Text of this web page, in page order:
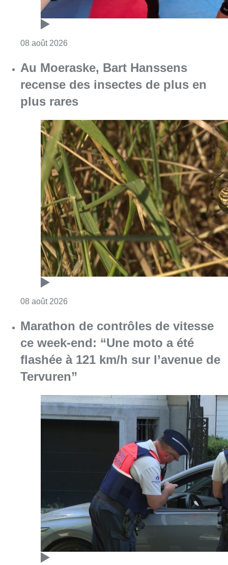
08 août 2026
Au Moeraske, Bart Hanssens
recense des insectes de plus en
plus rares
08 août 2026
Marathon de contrôles de vitesse
ce week-end: “Une moto a été
flashée à 121 km/h sur l’avenue de
Tervuren”